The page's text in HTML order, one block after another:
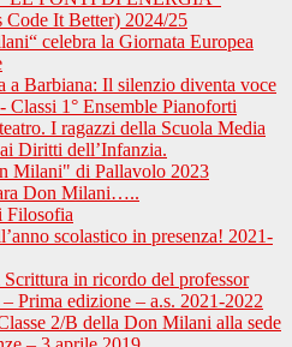
It Better) 2024/25
celebra la Giornata Europea
a Barbiana: Il silenzio diventa voce
Classi 1° Ensemble Pianoforti
I ragazzi della Scuola Media
Diritti dell’Infanzia.
Milani" di Pallavolo 2023
Don Milani…..
Filosofia
scolastico in presenza! 2021-
in ricordo del professor
Prima edizione – a.s. 2021-2022
2/B della Don Milani alla sede